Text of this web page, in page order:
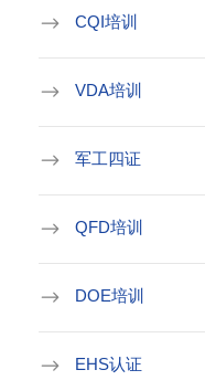
CQI培训
VDA培训
军工四证
QFD培训
DOE培训
EHS认证